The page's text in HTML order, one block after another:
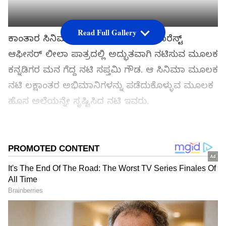
ಕಾಂತಾರ ಸಿನಿಮಾದಲ್ಲಿ (Kantara Film) ಫಾರೆಸ್ಟ್
ಆಫೀಸರ್ ಲೀಲಾ ಪಾತ್ರದಲ್ಲಿ ಅದ್ಭುತವಾಗಿ ನಟಿಸುವ ಮೂಲಕ
ಕನ್ನಡಿಗರ ಮನ ಗೆದ್ದ ನಟಿ ಸಪ್ತಮಿ ಗೌಡ. ಆ ಸಿನಿಮಾ ಮೂಲಕ
ನಟಿ ಲಕ್ಷಾಂತರ ಅಭಿಮಾನಿಗಳನ್ನು ಪಡೆದುಕೊಳ್ಳುವ ಮೂಲಕ
ಹೊಸ ಅಲೆಯನ್ನೇ ಸೃಷ್ಟಿಸಿದ ನಟಿ ಇವರು.
ಸಮಗ್ರ ಸುದ್ದಿ ಮೂಲವನ್ನಾಗಿ asianet suvarna news ಅನ್ನು
ಆಯ್ಕೆ ಮಾಡಿಕೊಳ್ಳಿ
Read Full Gallery